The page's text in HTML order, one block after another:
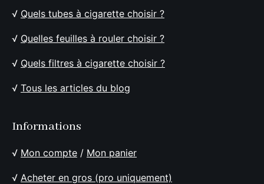
√ Quels tubes à cigarette choisir ?
√ Quelles feuilles à rouler choisir ?
√ Quels filtres à cigarette choisir ?
√ Tous les articles du blog
Informations
√ Mon compte / Mon panier
√ Acheter en gros (pro uniquement)